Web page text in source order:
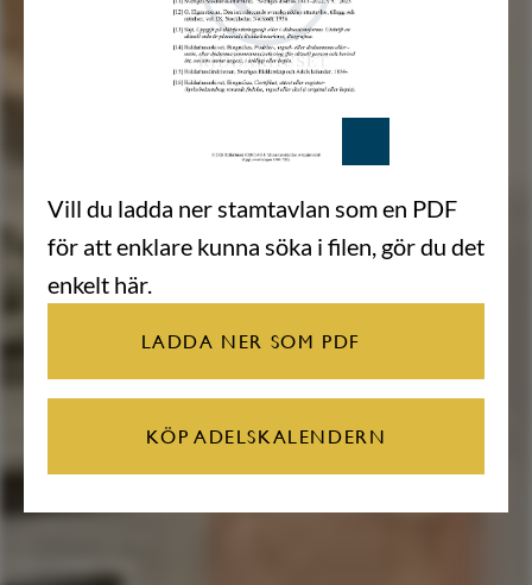
Vill du ladda ner stamtavlan som en PDF
för att enklare kunna söka i filen, gör du det
enkelt här.
LADDA NER SOM PDF
KÖP ADELSKALENDERN